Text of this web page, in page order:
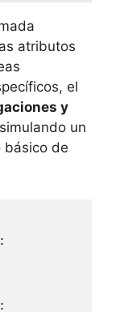
atributos
el
y
un
básico de